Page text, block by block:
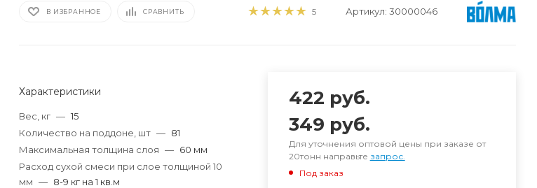
В ИЗБРАННОЕ СРАВНИТЬ 5 Артикул: 30000046
Характеристики
Вес, кг — 15
Количество на поддоне, шт — 81
Максимальная толщина слоя — 60 мм
Расход сухой смеси при слое толщиной 10
мм — 8-9 кг на 1 кв.м
422 руб.
349 руб.
Для уточнения оптовой цены при заказе от
20тонн направьте запрос.
Под заказ